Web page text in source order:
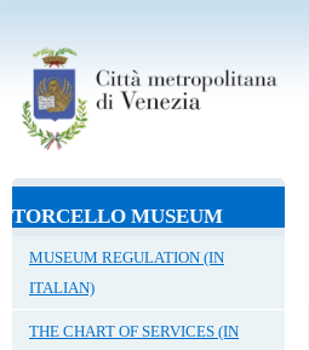
TORCELLO MUSEUM
MUSEUM REGULATION (IN
ITALIAN)
THE CHART OF SERVICES (IN